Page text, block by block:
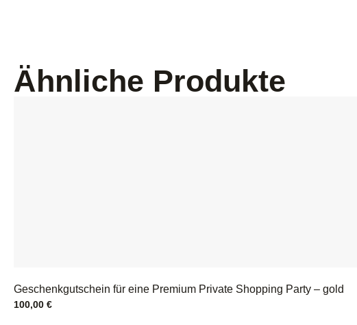
Ähnliche Produkte
Geschenkgutschein für eine Premium Private Shopping Party – gold
100,00 €